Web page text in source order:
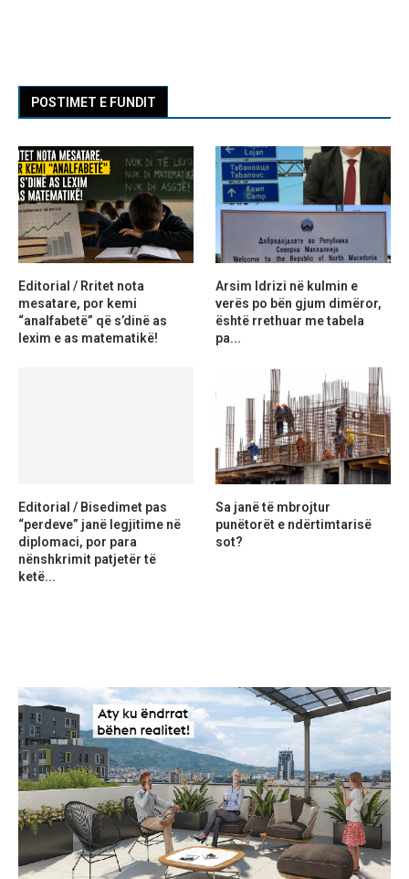
POSTIMET E FUNDIT
Editorial / Rritet nota
mesatare, por kemi
“analfabetë” që s’dinë as
lexim e as matematikë!
Arsim Idrizi në kulmin e
verës po bën gjum dimëror,
është rrethuar me tabela
pa...
Editorial / Bisedimet pas
“perdeve” janë legjitime në
diplomaci, por para
nënshkrimit patjetër të
ketë...
Sa janë të mbrojtur
punëtorët e ndërtimtarisë
sot?